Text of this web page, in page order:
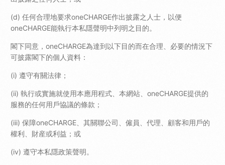
(d) 任何合理地要求oneCHARGE作出披露之人士，以便
oneCHARGE能執行本私隱聲明中列明之目的。
閣下同意，oneCHARGE為達到以下目的而在合理、必要的情況下
可披露閣下的個人資料：
(i) 遵守有關法律；
(ii) 執行或實施就使用本應用程式、本網站、oneCHARGE提供的
服務的任何用戶協議的條款；
(iii) 保障oneCHARGE、其關聯公司、僱員、代理、顧客和用戶的
權利、財産或利益；或
(iv) 遵守本私隱政策聲明。